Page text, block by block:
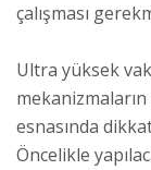
çalışması
Ultra yüksek
esnasında
Öncelikle